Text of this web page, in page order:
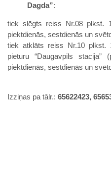
Dagda”:
tiek slēgts reiss Nr.08 plkst.
piektdienās, sestdienās un
tiek atklāts reiss Nr.10 plkst.
pieturu “Daugavpils
piektdienās, sestdienās un
Izziņas pa tālr.: 65622423,